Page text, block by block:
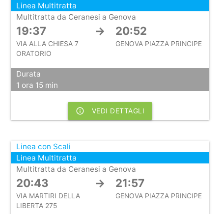
Linea Multitratta
Multitratta da Ceranesi a Genova
19:37 → 20:52
VIA ALLA CHIESA 7
ORATORIO
GENOVA PIAZZA PRINCIPE
Durata
1 ora 15 min
info_outline VEDI DETTAGLI
Linea con Scali
Linea Multitratta
Multitratta da Ceranesi a Genova
20:43 → 21:57
VIA MARTIRI DELLA
LIBERTA 275
GENOVA PIAZZA PRINCIPE